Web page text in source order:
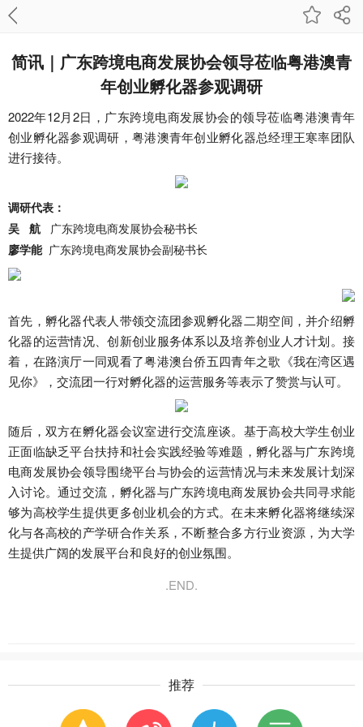
简讯｜广东跨境电商发展协会领导莅临粤港澳青
年创业孵化器参观调研
2022年12月2日，广东跨境电商发展协会的领导莅临粤港澳青年
创业孵化器参观调研，粤港澳青年创业孵化器总经理王寒率团队
进行接待。
调研代表：
吴 航
广东跨境电商发展协会秘书长
廖学能广东跨境电商发展协会副秘书长
首先，孵化器代表人带领交流团参观孵化器二期空间，并介绍孵
化器的运营情况、创新创业服务体系以及培养创业人才计划。接
着，在路演厅一同观看了粤港澳台侨五四青年之歌《我在湾区遇
见你》，交流团一行对孵化器的运营服务等表示了赞赏与认可。
随后，双方在孵化器会议室进行交流座谈。基于高校大学生创业
正面临缺乏平台扶持和社会实践经验等难题，孵化器与广东跨境
电商发展协会领导围绕平台与协会的运营情况与未来发展计划深
入讨论。通过交流，孵化器与广东跨境电商发展协会共同寻求能
够为高校学生提供更多创业机会的方式。在未来孵化器将继续深
化与各高校的产学研合作关系，不断整合多方行业资源，为大学
生提供广阔的发展平台和良好的创业氛围。
.END.
推荐